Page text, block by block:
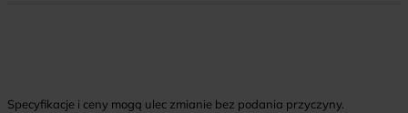
Specyfikacje i ceny mogą ulec zmianie bez podania przyczyny.